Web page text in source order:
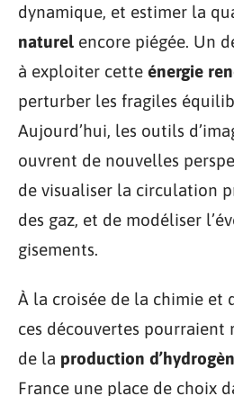
dynamique, et estimer la
naturel encore piégée. Un
à exploiter cette énergie
perturber les fragiles
Aujourd’hui, les outils
ouvrent de nouvelles
de visualiser la circulation
des gaz, et de modéliser
gisements.
À la croisée de la chimie et
ces découvertes pourraient
de la production
France une place de choix